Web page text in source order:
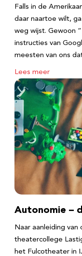
Falls in de
daar naartoe wilt,
weg wijst. Gewoon
instructies van
meesten van ons
Lees meer
Autonomie –
Naar aanleiding van
theatercollege
het Fulcotheater in